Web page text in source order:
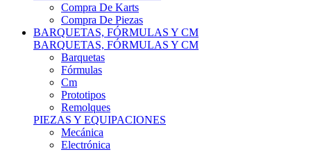
Compra De Karts
Compra De Piezas
BARQUETAS, FÓRMULAS Y CM
BARQUETAS, FÓRMULAS Y CM
Barquetas
Fórmulas
Cm
Prototipos
Remolques
PIEZAS Y EQUIPACIONES
Mecánica
Electrónica